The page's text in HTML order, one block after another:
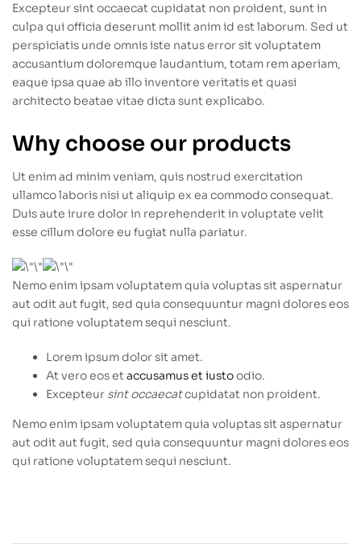
Excepteur sint occaecat cupidatat non proident, sunt in
culpa qui officia deserunt mollit anim id est laborum. Sed ut
perspiciatis unde omnis iste natus error sit voluptatem
accusantium doloremque laudantium, totam rem aperiam,
eaque ipsa quae ab illo inventore veritatis et quasi
architecto beatae vitae dicta sunt explicabo.
Why choose our products
Ut enim ad minim veniam, quis nostrud exercitation
ullamco laboris nisi ut aliquip ex ea commodo consequat.
Duis aute irure dolor in reprehenderit in voluptate velit
esse cillum dolore eu fugiat nulla pariatur.
Nemo enim ipsam voluptatem quia voluptas sit aspernatur
aut odit aut fugit, sed quia consequuntur magni dolores eos
qui ratione voluptatem sequi nesciunt.
Lorem ipsum dolor sit amet.
At vero eos etaccusamus et iustoodio.
Excepteur sint occaecatcupidatat non proident.
Nemo enim ipsam voluptatem quia voluptas sit aspernatur
aut odit aut fugit, sed quia consequuntur magni dolores eos
qui ratione voluptatem sequi nesciunt.